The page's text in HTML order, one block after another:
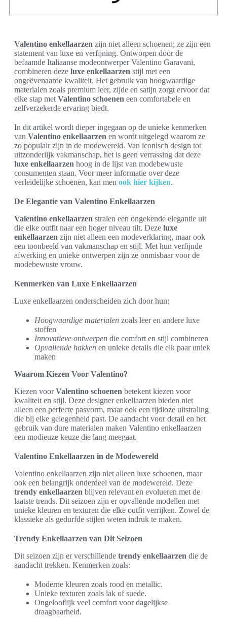
Valentino enkellaarzen zijn niet alleen schoenen; ze zijn een
statement van luxe en verfijning. Ontworpen door de
befaamde Italiaanse modeontwerper Valentino Garavani,
combineren deze luxe enkellaarzen stijl met een
ongeëvenaarde kwaliteit. Het gebruik van hoogwaardige
materialen zoals premium leer, zijde en satijn zorgt ervoor dat
elke stap met Valentino schoenen een comfortabele en
zelfverzekerde ervaring biedt.
In dit artikel wordt dieper ingegaan op de unieke kenmerken
van Valentino enkellaarzen en wordt uitgelegd waarom ze
zo populair zijn in de modewereld. Van iconisch design tot
uitzonderlijk vakmanschap, het is geen verrassing dat deze
luxe enkellaarzen hoog in de lijst van modebewuste
consumenten staan. Voor meer informatie over deze
verleidelijke schoenen, kan men ook hier kijken.
De Elegantie van Valentino Enkellaarzen
Valentino enkellaarzen stralen een ongekende elegantie uit
die elke outfit naar een hoger niveau tilt. Deze luxe
enkellaarzen zijn niet alleen een modeverklaring, maar ook
een toonbeeld van vakmanschap en stijl. Met hun verfijnde
afwerking en unieke ontwerpen zijn ze onmisbaar voor de
modebewuste vrouw.
Kenmerken van Luxe Enkellaarzen
Luxe enkellaarzen onderscheiden zich door hun:
Hoogwaardige materialen zoals leer en andere luxe
stoffen
Innovatieve ontwerpen die comfort en stijl combineren
Opvallende hakken en unieke details die elk paar uniek
maken
Waarom Kiezen Voor Valentino?
Kiezen voorValentino schoenen betekent kiezen voor
kwaliteit en stijl. Deze designer enkellaarzen bieden niet
alleen een perfecte pasvorm, maar ook een tijdloze uitstraling
die bij elke gelegenheid past. De aandacht voor detail en het
gebruik van dure materialen maken Valentino enkellaarzen
een modieuze keuze die lang meegaat.
Valentino Enkellaarzen in de Modewereld
Valentino enkellaarzen zijn niet alleen luxe schoenen, maar
ook een belangrijk onderdeel van de modewereld. Deze
trendy enkellaarzen blijven relevant en evolueren met de
laatste trends. Dit seizoen zijn er opvallende modellen met
unieke kleuren en texturen die elke outfit verrijken. Zowel de
klassieke als gedurfde stijlen weten indruk te maken.
Trendy Enkellaarzen van Dit Seizoen
Dit seizoen zijn er verschillende trendy enkellaarzen die de
aandacht trekken. Kenmerken zoals:
Moderne kleuren zoals rood en metallic.
Unieke texturen zoals lak of suede.
Ongelooflijk veel comfort voor dagelijkse
draagbaarheid.